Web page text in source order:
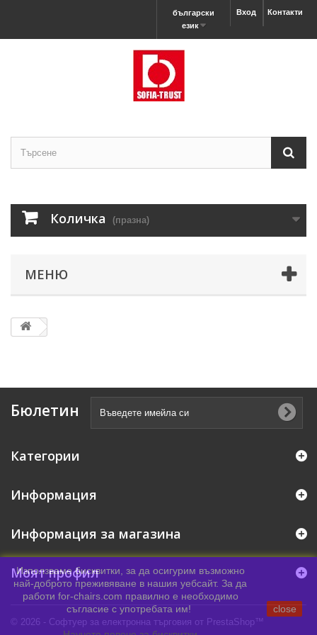
Контакти
Вход
български
език
Количка (празна)
МЕНЮ
Бюлетин
Категории
Информация
© 2026 - Софтуер за електронна търговия от PrestaShop™
Информация за магазина
Използваме бисквитки, за да осигурим възможно
най-доброто преживяване в нашия уебсайт. За да
работи for-chairs.com правилно е необходимо
съгласие с употребата им!
close
Моят профил